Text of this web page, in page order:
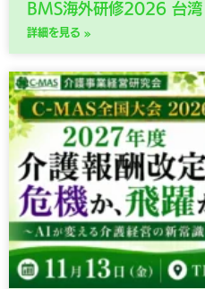
BMS海外研修2026 台
詳細を見る »